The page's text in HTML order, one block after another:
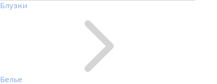
Блузки
Белье